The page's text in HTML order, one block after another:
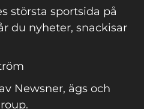
största sportsida på
du nyheter, snackisar
Newsner, ägs och